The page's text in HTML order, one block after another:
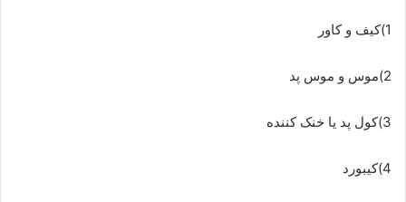
1)کیف و کاور
2)موس و موس پد
3)کول پد یا خنک کننده
4)کیبورد